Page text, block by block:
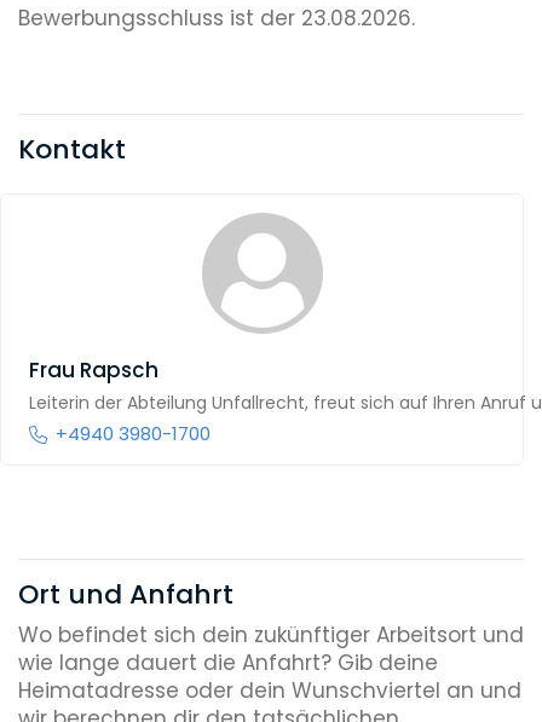
Bewerbungsschluss ist der 23.08.2026.
Kontakt
Frau Rapsch
Leiterin der Abteilung Unfallrecht, freut sich auf Ihren Anruf
+4940 3980-1700
Ort und Anfahrt
Wo befindet sich dein zukünftiger Arbeitsort und
wie lange dauert die Anfahrt? Gib deine
Heimatadresse oder dein Wunschviertel an und